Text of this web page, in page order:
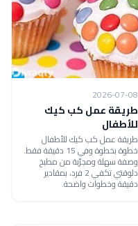
2026-07-08
طريقة عمل كب كيك
للأطفال
طريقة عمل كب كيك للأطفال
خطوة بخطوة وفي 15 دقيقة فقط.
وصفة سهلة ومجرّبة من مطبخ
دلوقتي تكفي 2 فرد، بمقادير
دقيقة وخطوات واضحة.